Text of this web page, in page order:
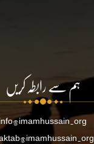
ہم سے رابطہ کریں
info@imamhussain.org